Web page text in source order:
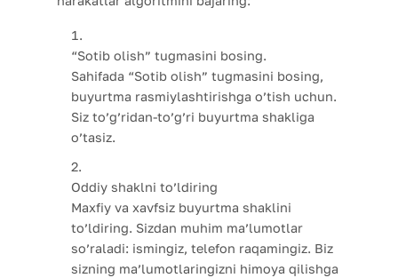
“Sotib olish” tugmasini bosing.
Sahifada “Sotib olish” tugmasini bosing,
buyurtma rasmiylashtirishga o’tish uchun.
Siz to’g’ridan-to’g’ri buyurtma shakliga
o’tasiz.
Oddiy shaklni to’ldiring
Maxfiy va xavfsiz buyurtma shaklini
to’ldiring. Sizdan muhim ma’lumotlar
so’raladi: ismingiz, telefon raqamingiz. Biz
sizning ma’lumotlaringizni himoya qilishga